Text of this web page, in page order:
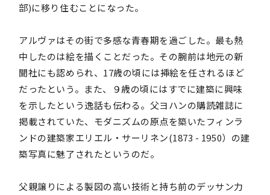
部)に移り住むことになった。
アルヴァはその街で多感な青春期を過ごした。最も熱
中したのは絵を描くことだった。その腕前は地元の新
聞社にも認められ、17歳の頃には挿絵を任されるほど
だったという。また、９歳の頃にはすでに建築に興味
を示したという逸話も伝わる。父ヨハンの購読雑誌に
掲載されていた、モダニズムの原点を築いたフィンラ
ンドの建築家エリエル・サーリネン(1873 - 1950）の建
築写真に魅了されたというのだ。
父親譲りによる製図の高い技術と持ち前のデッサン力